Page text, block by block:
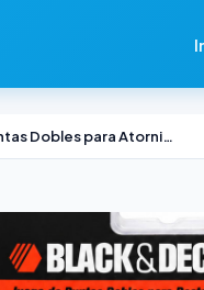
Set 10 Puntas Dobles para Atornillador Black & Decker 2"